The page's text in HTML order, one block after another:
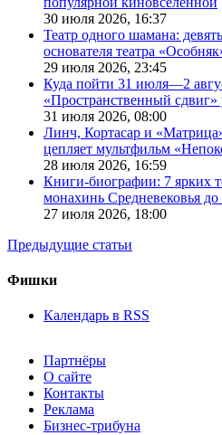
30 июля 2026, 16:37
Театр одного шамана:
основателя театра
29 июля 2026, 23:45
Куда пойти 31 июля—2
«Пространственный
31 июля 2026, 08:00
Линч, Кортасар и
цепляет мультфильм
28 июля 2026, 16:59
Книги-биографии: 7 ярких
монахинь Средневековья
27 июля 2026, 18:00
Предыдущие статьи
Фишки
Календарь в RSS
Партнёры
О сайте
Контакты
Реклама
Бизнес-трибуна